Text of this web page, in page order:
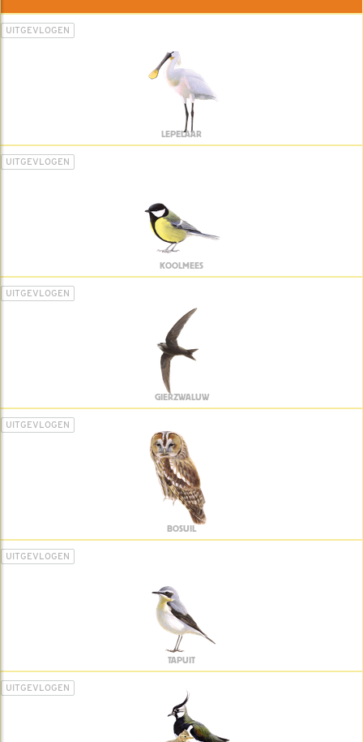
UITGEVLOGEN
LEPELAAR
UITGEVLOGEN
KOOLMEES
UITGEVLOGEN
GIERZWALUW
UITGEVLOGEN
BOSUIL
UITGEVLOGEN
TAPUIT
UITGEVLOGEN